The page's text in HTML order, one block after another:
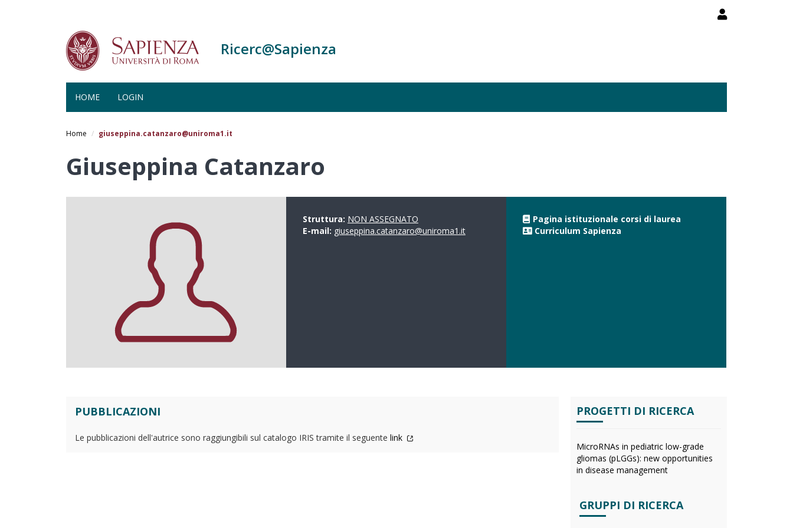
Ricerc@Sapienza
HOME LOGIN
Home giuseppina.catanzaro@uniroma1.it
Giuseppina Catanzaro
Struttura: NON ASSEGNATO
E-mail: giuseppina.catanzaro@uniroma1.it
Pagina istituzionale corsi di laurea
Curriculum Sapienza
PUBBLICAZIONI
Le pubblicazioni dell'autrice sono raggiungibili sul catalogo IRIS tramite il seguente link
PROGETTI DI RICERCA
MicroRNAs in pediatric low-grade
gliomas (pLGGs): new opportunities
in disease management
GRUPPI DI RICERCA